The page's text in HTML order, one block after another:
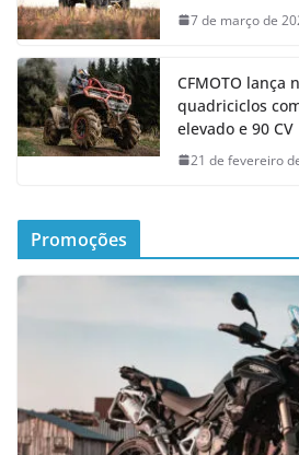
7 de março de
CFMOTO lança
quadriciclos
elevado e 90 CV
21 de fevereiro
Promoções